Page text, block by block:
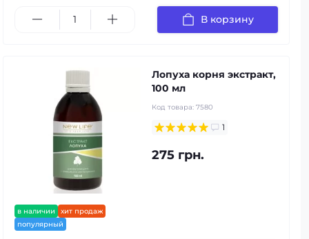
В корзину
в наличии
хит продаж
популярный
Лопуха корня экстракт,
100 мл
Код товара: 7580
1
275 грн.